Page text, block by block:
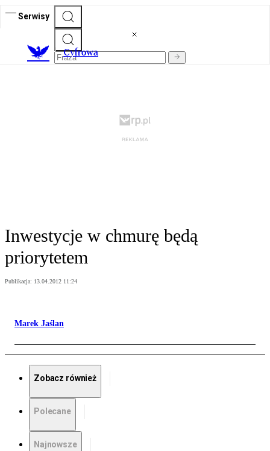
Serwisy
Cyfrowa
Inwestycje w chmurę będą
priorytetem
Publikacja: 13.04.2012 11:24
Marek Jaślan
Zobacz również
Polecane
Najnowsze